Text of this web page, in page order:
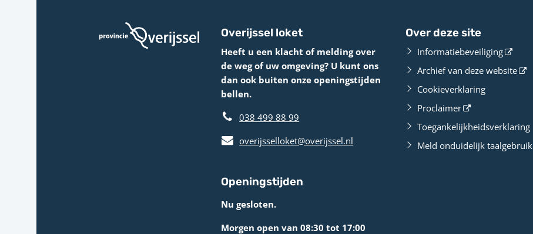
Overijssel loket
Heeft u een klacht of melding over
de weg of uw omgeving? U kunt ons
dan ook buiten onze openingstijden
bellen.
038 499 88 99
overijsselloket@overijssel.nl
Openingstijden
Nu gesloten.
Morgen open van 08:30 tot 17:00
Over deze site
Informatiebeveiliging
Archief van deze website
Cookieverklaring
Proclaimer
Toegankelijkheidsverklaring
Meld onduidelijk taalgebruik